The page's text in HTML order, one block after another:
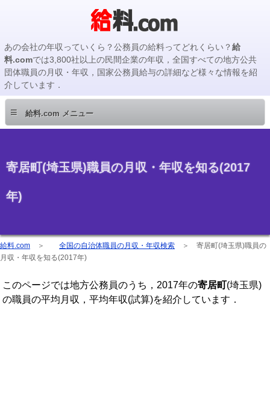
あの会社の年収っていくら？公務員の給料ってどれくらい？給
料.comでは3,800社以上の民間企業の年収，全国すべての地方公共
団体職員の月収・年収，国家公務員給与の詳細など様々な情報を紹
介しています．
≡ 給料.com メニュー
寄居町(埼玉県)職員の月収・年収を知る(2017
年)
給料.com ＞ 全国の自治体職員の月収・年収検索 ＞ 寄居町(埼玉県)職員の
月収・年収を知る(2017年)
このページでは地方公務員のうち，2017年の寄居町(埼玉県)
の職員の平均月収，平均年収(試算)を紹介しています．